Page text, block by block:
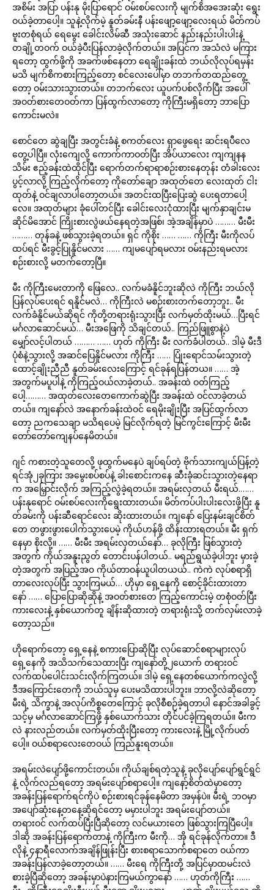
အစိမ်း အပြာ ပန်းနု မိုးပြာရောင် ဝမ်းစပ်လေးကို မျက်စိအအေးဆုံး ရွေး
ဝယ်ခဲ့တာပေါ့။ သူနဲ့လိုက်မဲ့ နူတ်ခမ်းနီ ပန်းဖျော့ဖျော့လေးရယ် မိတ်ကပ်
ဗူးတစုံရယ် ရေမွေး ခေါင်းလိမ်ဆီ အသုံးဆောင် နည်းနည်းပါးပါးနဲ့
တချို့တဝက် ဝယ်ခဲ့ပီးပြန်လာခဲ့လိုက်တယ်။ အပြင်က အသံလဲ မကြား
ရတော့ ထွက်ဖို့ကို အခက်ဖစ်နေတာ ရေချိုးခန်းထဲ ဘယ်လိုလုပ်ရမှန်း
မသိ မျက်စိကစားကြည့်တော့ စင်လေးပေါ်မှာ တဘက်တထည်တွေ့
တော့ ဝမ်းသားသွားတယ်။ တဘက်လေး ယူပက်ပစ်လိုက်ပြီး အပေါ်
အဝတ်စားတေဝတ်ကာ ပြန်ထွက်လာတော့ ကိုကြီးမရှိတော့ ဘာပြော
ကောင်းမလဲ။
စောင်တေ ဆွဲချပြီး အတွင်းခံနဲ့ စကတ်လေး ရှာဖွေရေး ဆင်းရပီလေ
တွေ့ပါပြီ။ လုံးကျေလို့ ကောက်ကာဝတ်ပြီး အိပ်ယာလေး ကျကျနန
သိမ်း ဧည့်ခန်းထဲထိုင်ပြီး ရောက်တက်ရာရာစဉ်းစားနေတုန်း တံခါးလေး
ပွင့်လာလို့ ကြည့်လိုက်တော့ ကိုတော်ချော အထုတ်တေ လေးထုတ် ငါး
ထုတ်နဲ့ ဝင်ချလာပါတော့တယ်။ အတင်းထပြီးပြေးဆွဲ ပေးရတာပေါ့
လေ။ အထုတ်များ ခုံပေါ်တင်ပြီး ခေါင်းလေးငုံထားပြီး မျက်နှာချင်းမ
ဆိုင်မိအောင် ကြိုးစားလွဲဖယ်နေရတဲ့အဖြစ်၊ အဲ့အချိန်မှာပဲ ……… မီးမီး
……… တုန်ခနဲ့ ဖစ်သွားခဲ့ရတယ်။ ရှင် ကိုစိုး …… …… ကိုကြီး မီးကိုလပ်
ထပ်ရင် မီးခွင့်ပြုနိူင်မလား …… ကျမပျော်ရမလား ဝမ်းနည်းရမလား
စဉ်းစားလို့ မတက်တော့ပြီ။
မီး ကိုကြီးမေးတာကို ဖြေလေ.. လက်မခံနိူင်ဘူးဆိုလဲ ကိုကြီး ဘယ်လို
ပြန်လုပ်ပေးရင် ရနိူင်မလဲ… ကိုကြီးလဲ မစဉ်းစားတက်တော့ဘူး.. မီး
လက်ခံနိူင်မယ်ဆိုရင် ကိုတို့တရားရုံးသွားပြီး လက်မှတ်ထိုးမယ်…ပြီးရင်
မင်္ဂလာဆောင်မယ်… မီးအဖြေကို သိချင်တယ်.. ကြည်ဖြူစွာနဲ့ပဲ
မျှော်လင့်ပါတယ် ……… …… ဟုတ် ကိုကြီး မီး လက်ခံပါတယ်.. ဒါမဲ့ မီးဒီ
ပုံစံနဲ့သွားလို့ အဆင်ပြေနိူင်မလား ကိုကြီး …… ပြုံးရောင်သမ်းသွားတဲ့
ထောင့်ချိုးညီညီ နူတ်ခမ်းလေးကြောင့် ရင်ခုန်ရပြန်တယ။ …… အဲ့
အတွက်မပူပါနဲ့ ကိုကြည့်ဝယ်လာခဲ့တယ်.. အခန်းထဲ ဝတ်ကြည့်
ပေါ့……… အထုတ်လေးတေကောက်ဆွဲပြီး အခန်းထဲ ဝင်လာခဲ့တယ်
တယ်။ ကျနော်လဲ အနောက်ခန်းထဲဝင် ရေမိုးချိုးပြီး အပြင်ထွက်လာ
တော့ ညကသေချာ မသိရပေမဲ့ မြင်လိုက်ရတဲ့ မြင်ကွင်းကြောင့် မီးမီး
တော်တော်ကျေနပ်နေမိတယ်။
ဂျင် ကစားတဲ့သူတေလို့ ဖုထွက်မနေပဲ ချပ်ရပ်တဲ့ ဗိုက်သားကျယ်ပြန့်တဲ့
ရင်အုံ၂ခုကြား အမွေးစပ်စပ်နဲ့ ခါးစောင်းကနေ ဆီးခုံဆင်းသွားတဲ့နေရာ
က အမြှောင်းလိုက် အကြည့်လွဲခဲ့ရတယ်။ အရမ်းလှတယ် မီးရယ်.……
ပန်းနုရောင် ဝမ်းစပ်လေးကိုရွေးထားတယ်။ မိတ်ကပ်ပါးပါးလေးဖို့ပြီး နူ
တ်ခမ်းကို ပန်းဆီရောင်လေး ဆိုးထားတယ်။ ကျနော် ပြေးနမ်းချင်စိတ်
တေ တဖွားဖွားပေါက်သွားပေမဲ့ ကိုယ်ဟန်ဖို့ ထိန်းထားရတယ်။ မီး ရှက်
နေမှာ စိုးလို့။ …… မီးမီး အရမ်းလှတယ်နော်… ခုလိုကြီး ဖြစ်သွားတဲ့
အတွက် ကိုယ်အနူးညွတ် တောင်းပန်ပါတယ်.. မရည်ရွယ်ခဲ့ပါဘူး မှားခဲ့
တဲ့အတွက် အပြည့်အ၀ ကိုယ်တာဝန်ယူပါတယယ်.. ကဲကဲ လုပ်စရာရှိ
တာလေးလုပ်ပြီး သွားကြမယ်… ဟိုမှာ ရှေ့နေကို စောင့်ခိုင်းထားတာ
နော် …… ပြောပြောဆိုဆိုနဲ့ အဝတ်စားတေ ကြည့်ကောင်းမဲ့ တစုံဝတ်ပြီး
ကားလေးနဲ့ နှစ်ယောက်တူ ချိန်းဆိုထားတဲ့ တရားရုံးသို့ တက်လှမ်းလာခဲ့
တော့သည်။
ဟိုရောက်တော့ ရှေ့နေနဲ့ စကားပြောဆိုပြီး လုပ်ဆောင်စရာများလုပ်
ရှေ့နေကို အသိသက်သေထားပြီး ကျနော်တို့၂ယောက် တရားဝင်
လက်ထပ်ပေါင်းသင်းလိုက်ကြတယ်။ ဒါမဲ့ ရှေ့နေတစ်ယောက်ကလွဲလို့
ဒီအကြောင်းတေကို ဘယ်သူမှ ပေးမသိထားပါဘူး။ ဘာလို့လဲဆိုတော့
မီးရဲ့ သိက္ခာနဲ့ အလုပ်ကိစ္စတေကြောင့် ခုလိုစီစဉ်ခဲ့ရတာပါ နောင်အခါခွင့်
သင့်မှ မင်္ဂလာဆောင်ကြဖို့ နှစ်ယောက်သား တိုင်ပင်ခဲ့ကြရတယ်။ မီးက
လဲ နားလည်တယ်။ လက်မှတ်ထိုးပြီးတော့ ကားလေးနဲ့ မြို့လိုက်ပတ်
ပေါ့။ ဝယ်စရာလေးတေဝယ် ကြည်နူးရတယ်။
အရမ်းလဲပျော်ဖို့ကောင်းတယ်။ ကိုယ်ချစ်ရတဲ့သူနဲ့ ခုလိုပျော်ပျော်ရွင်ရွင်
နဲ့ လိုက်လည်ရတော့ အရမ်းပျော်စရာပေါ့။ ကျနော့်စိတ်ထဲမှာတော့
အခန်းပြန်ရောက်ရင်ကိုပဲ စဉ်းစားရင်ခုန်နေမိတာ အမှန်ပဲ။ မီးရဲ့ ဘဝမှာ
အပျော်ဆုံးနေ့တနေ့ဆိုရင်တော့ မမှားပါဘူး အရမ်းပျော်တယ်။
တရားဝင် လက်ထပ်ပြီးပြီဆိုတော့ လင်မယားတေ ဖြစ်သွားကြပြီပေါ့။
ဒါဆို အခန်းပြန်ရောက်တာနဲ့ ကိုကြီးက မီးကို… အို ရင်ခုန်လိုက်တာ။ ဒီ
လိုနဲ့ ၄နာရီလောက်အချိန်ဖြုန်းပြီး စားစရာသောက်စရာတေ ဝယ်ကာ
အခန်းပြန်လာခဲ့တော့တယ်။ …… မီးရေ ကိုကြီးတို့ အပြင်မှာထမင်းလဲ
စားခဲ့ပြီဆိုတော့ အခန်းမှာပဲနားကြမယ်ကွာနော် …… ဟုတ်ကိုကြီး ……